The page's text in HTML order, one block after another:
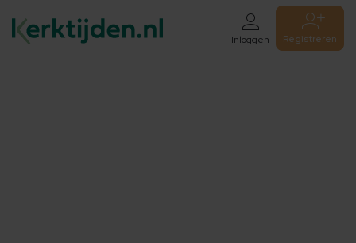
Inloggen Registreren